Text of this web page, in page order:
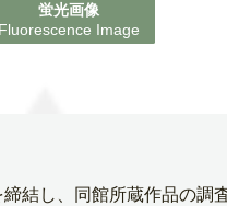
蛍光画像
Fluorescence Image
結し、同館所蔵作品の